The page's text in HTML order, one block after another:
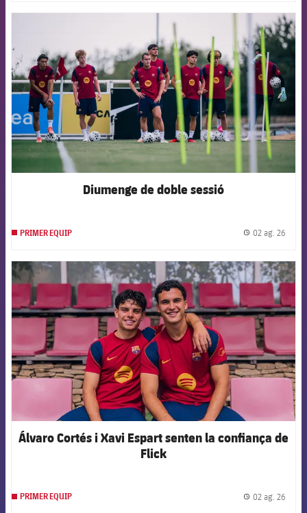
Diumenge de doble sessió
PRIMER EQUIP 02 ag. 26
FCB Barcelona badge
Álvaro Cortés i Xavi Espart senten la confiança de
Flick
PRIMER EQUIP 02 ag. 26